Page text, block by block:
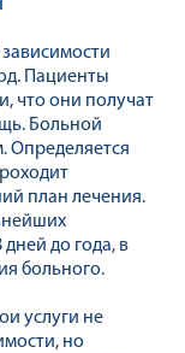
Пациенты
что они получат
Больной
Определяется
план лечения.
до года, в
больного.
услуги не
но